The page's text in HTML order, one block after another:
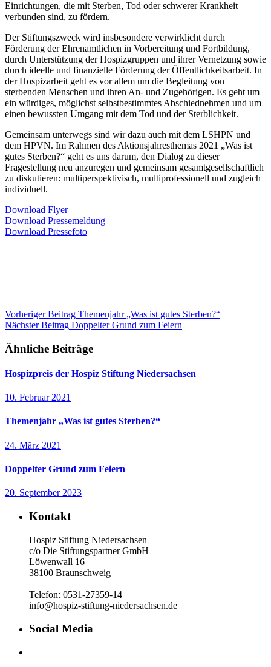
Einrichtungen, die mit Sterben, Tod oder schwerer Krankheit
verbunden sind, zu fördern.
Der Stiftungszweck wird insbesondere verwirklicht durch
Förderung der Ehrenamtlichen in Vorbereitung und Fortbildung,
durch Unterstützung der Hospizgruppen und ihrer Vernetzung sowie
durch ideelle und finanzielle Förderung der Öffentlichkeitsarbeit. In
der Hospizarbeit geht es vor allem um die Begleitung von
sterbenden Menschen und ihren An- und Zugehörigen. Es geht um
ein würdiges, möglichst selbstbestimmtes Abschiednehmen und um
einen bewussten Umgang mit dem Tod und der Sterblichkeit.
Gemeinsam unterwegs sind wir dazu auch mit dem LSHPN und
dem HPVN. Im Rahmen des Aktionsjahresthemas 2021 „Was ist
gutes Sterben?“ geht es uns darum, den Dialog zu dieser
Fragestellung neu anzuregen und gemeinsam gesamtgesellschaftlich
zu diskutieren: multiperspektivisch, multiprofessionell und zugleich
individuell.
Download Flyer
Download Pressemeldung
Download Pressefoto
Vorheriger Beitrag Themenjahr „Was ist gutes Sterben?“
Nächster Beitrag Doppelter Grund zum Feiern
Ähnliche Beiträge
Hospizpreis der Hospiz Stiftung Niedersachsen
10. Februar 2021
Themenjahr „Was ist gutes Sterben?“
24. März 2021
Doppelter Grund zum Feiern
20. September 2023
Kontakt
Hospiz Stiftung Niedersachsen
c/o Die Stiftungspartner GmbH
Löwenwall 16
38100 Braunschweig
Telefon: 0531-27359-14
info@hospiz-stiftung-niedersachsen.de
Social Media